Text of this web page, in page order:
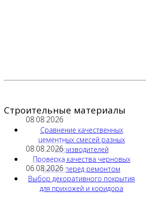
Строительные материалы
08.08.2026
Сравнение качественных
цементных смесей разных
производителей
08.08.2026
Проверка качества черновых
работ перед ремонтом
06.08.2026
Выбор декоративного покрытия
для прихожей и коридора